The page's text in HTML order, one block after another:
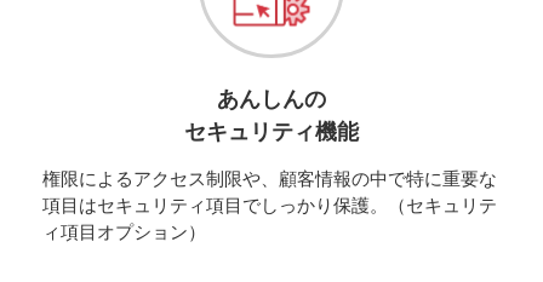
あんしんの
セキュリティ機能
権限によるアクセス制限や、顧客情報の中で特に重要な
項目はセキュリティ項目でしっかり保護。（セキュリテ
ィ項目オプション）